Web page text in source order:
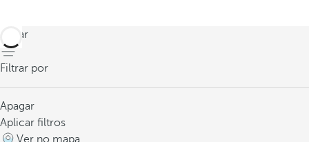
voltar
Filtrar por
Apagar
Aplicar filtros
Ver no mapa